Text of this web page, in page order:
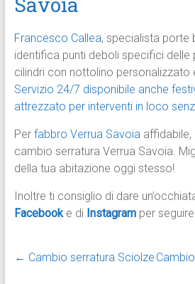
Francesco Callea, specialista porte
identifica punti deboli specifici delle
cilindri con nottolino personalizzato
Servizio 24/7 disponibile anche
attrezzato per interventi in loco
Per fabbro Verrua Savoiaaffidabile,
cambio serratura Verrua Savoia.
della tua abitazione oggi stesso!
Inoltre ti consiglio di dare
Facebook e di Instagram per
← Cambio serratura Sciolze